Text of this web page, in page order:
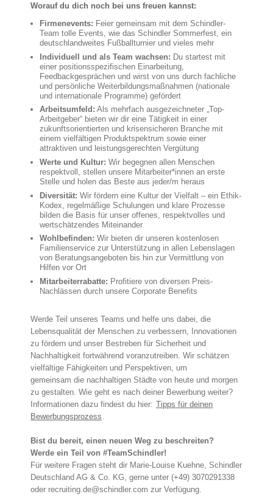
Worauf du dich noch bei uns freuen kannst:
Firmenevents: Feier gemeinsam mit dem Schindler-
Team tolle Events, wie das Schindler Sommerfest, ein
deutschlandweites Fußballturnier und vieles mehr
Individuell und als Team wachsen: Du startest mit
einer positionsspezifischen Einarbeitung,
Feedbackgesprächen und wirst von uns durch fachliche
und persönliche Weiterbildungsmaßnahmen (nationale
und internationale Programme) gefördert
Arbeitsumfeld: Als mehrfach ausgezeichneter „Top-
Arbeitgeber“ bieten wir dir eine Tätigkeit in einer
zukunftsorientierten und krisensicheren Branche mit
einem vielfältigen Produktspektrum sowie einer
attraktiven und leistungsgerechten Vergütung
Werte und Kultur: Wir begegnen allen Menschen
respektvoll, stellen unsere Mitarbeiter*innen an erste
Stelle und holen das Beste aus jeder/m heraus
Diversität: Wir fördern eine Kultur der Vielfalt – ein Ethik-
Kodex, regelmäßige Schulungen und klare Prozesse
bilden die Basis für unser offenes, respektvolles und
wertschätzendes Miteinander
Wohlbefinden: Wir bieten dir unseren kostenlosen
Familienservice zur Unterstützung in allen Lebenslagen
von Beratungsangeboten bis hin zur Vermittlung von
Hilfen vor Ort
Mitarbeiterrabatte: Profitiere von diversen Preis-
Nachlässen durch unsere Corporate Benefits
Werde Teil unseres Teams und helfe uns dabei, die
Lebensqualität der Menschen zu verbessern, Innovationen
zu fördern und unser Bestreben für Sicherheit und
Nachhaltigkeit fortwährend voranzutreiben. Wir schätzen
vielfältige Fähigkeiten und Perspektiven, um
gemeinsam die nachhaltigen Städte von heute und morgen
zu gestalten. Wie geht es nach deiner Bewerbung weiter?
Informationen dazu findest du hier: Tipps für deinen
Bewerbungsprozess
Bist du bereit, einen neuen Weg zu beschreiten?
Werde ein Teil von #TeamSchindler!
Für weitere Fragen steht dir Marie-Louise Kuehne, Schindler
Deutschland AG & Co. KG, gerne unter (+49) 3070291338
oder recruiting.de@schindler.com zur Verfügung.